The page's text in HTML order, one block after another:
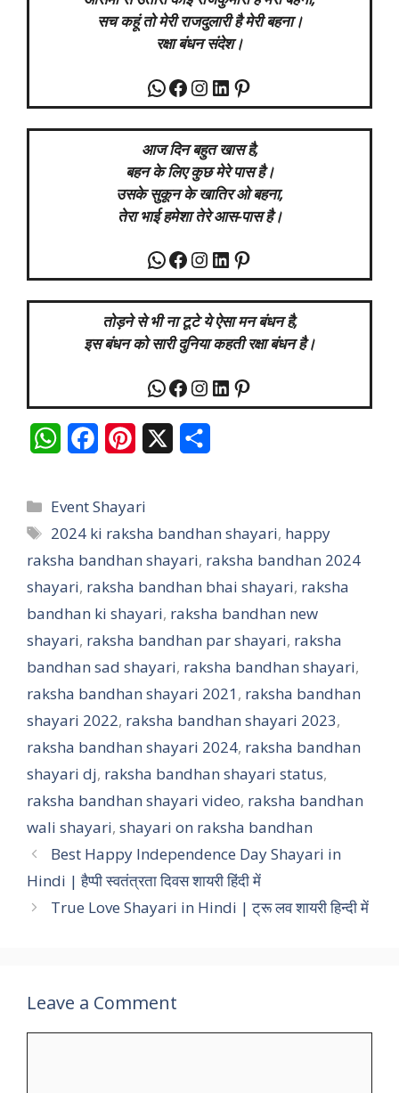
सच कहूं तो मेरी राजदुलारी है मेरी बहना।
रक्षा बंधन संदेश।
WhatsApp
Facebook
Instagram
LinkedIn
Pinterest
आज दिन बहुत खास है,
बहन के लिए कुछ मेरे पास है।
उसके सुकून के खातिर ओ बहना,
तेरा भाई हमेशा तेरे आस-पास है।
WhatsApp
Facebook
Instagram
LinkedIn
Pinterest
तोड़ने से भी ना टूटे ये ऐसा मन बंधन है,
इस बंधन को सारी दुनिया कहती रक्षा बंधन है।
WhatsApp
Facebook
Instagram
LinkedIn
Pinterest
W
t
s
A
p
p
c
e
b
o
o
k
n
t
e
r
e
s
r
e
Categories
Event Shayari
Tags
2024 ki raksha bandhan shayari, happy
raksha bandhan shayari, raksha bandhan 2024
shayari, raksha bandhan bhai shayari, raksha
bandhan ki shayari, raksha bandhan new
shayari, raksha bandhan par shayari, raksha
bandhan sad shayari, raksha bandhan shayari,
raksha bandhan shayari 2021, raksha bandhan
shayari 2022, raksha bandhan shayari 2023,
raksha bandhan shayari 2024, raksha bandhan
shayari dj, raksha bandhan shayari status,
raksha bandhan shayari video, raksha bandhan
wali shayari, shayari on raksha bandhan
Best Happy Independence Day Shayari in
Hindi | हैप्पी स्वतंत्रता दिवस शायरी हिंदी में
True Love Shayari in Hindi | ट्रू लव शायरी हिन्दी में
Leave a Comment